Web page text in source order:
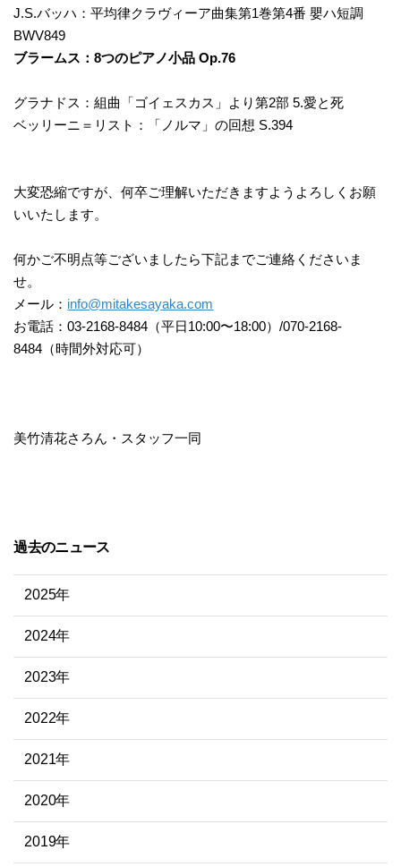
J.S.バッハ：平均律クラヴィーア曲集第1巻第4番 嬰ハ短調
BWV849
ブラームス：8つのピアノ小品 Op.76
グラナドス：組曲「ゴイェスカス」より第2部 5.愛と死
ベッリーニ＝リスト：「ノルマ」の回想 S.394
大変恐縮ですが、何卒ご理解いただきますようよろしくお願
いいたします。
何かご不明点等ございましたら下記までご連絡くださいま
せ。
メール： info@mitakesayaka.com
お電話：03-2168-8484（平日10:00〜18:00）/070-2168-
8484（時間外対応可）
美竹清花さろん・スタッフ一同
過去のニュース
2025年
2024年
2023年
2022年
2021年
2020年
2019年